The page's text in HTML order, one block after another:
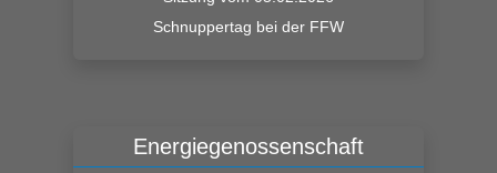
Schnuppertag bei der FFW
Energiegenossenschaft